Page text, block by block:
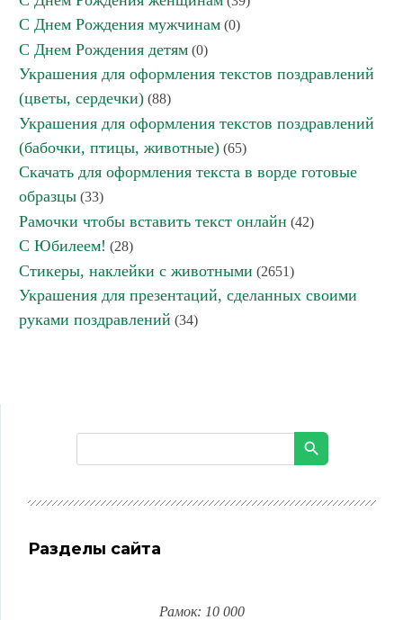
С Днем Рождения мужчинам (0)
С Днем Рождения детям (0)
Украшения для оформления текстов поздравлений
(цветы, сердечки) (88)
Украшения для оформления текстов поздравлений
(бабочки, птицы, животные) (65)
Скачать для оформления текста в ворде готовые
образцы (33)
Рамочки чтобы вставить текст онлайн (42)
С Юбилеем! (28)
Стикеры, наклейки с животными (2651)
Украшения для презентаций, сделанных своими
руками поздравлений (34)
Разделы сайта
Рамок: 10 000